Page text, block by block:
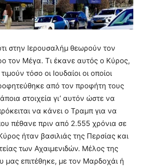
στην Ιερουσαλήμ θεωρούν τον
τον Μέγα. Τι έκανε αυτός ο Κύρος,
τόσο οι Ιουδαίοι οι οποίοι
από τον προφήτη τους
στοιχεία γι’ αυτόν ώστε να
να κάνει ο Τραμπ για να
πέθανε πριν από 2.555 χρόνια σε
ήταν βασιλιάς της Περσίας και
των Αχαιμενιδών. Μέλος της
μας επιτέθηκε, με τον Μαρδοχάι ή